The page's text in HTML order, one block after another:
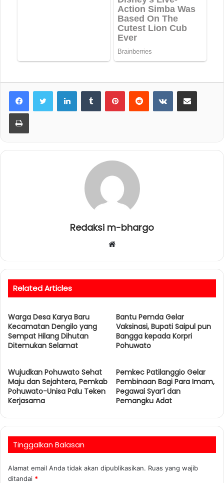
Redaksi m-bhargo
b
s
e
Related Articles
Warga Desa Karya Baru
Kecamatan Dengilo yang
Sempat Hilang Dihutan
Ditemukan Selamat
Bantu Pemda Gelar
Vaksinasi, Bupati Saipul pun
Bangga kepada Korpri
Pohuwato
Wujudkan Pohuwato Sehat
Maju dan Sejahtera, Pemkab
Pohuwato-Unisa Palu Teken
Kerjasama
Pemkec Patilanggio Gelar
Pembinaan Bagi Para Imam,
Pegawai Syar’i dan
Pemangku Adat
Tinggalkan Balasan
Alamat email Anda tidak akan dipublikasikan. Ruas yang wajib
ditandai *